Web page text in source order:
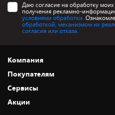
Даю согласие на обработку
получения рекламно-
условиями обработки.
обработкой, механизмом их
согласия или отказа.
Компания
О нас
Адреса магазинов
Новости
Покупателям
Как сделать заказ
Оплата и доставка
Сервисы
Акции